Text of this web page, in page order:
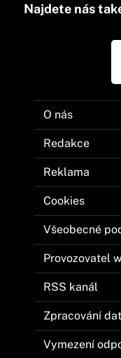
Najdete nás
O nás
Redakce
Reklama
Cookies
Všeobecné
Provozovatel
RSS kanál
Zpracování dat
Vymezení